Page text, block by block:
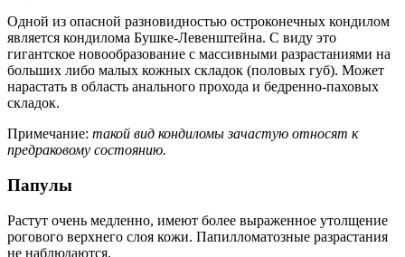
Одной из опасной разновидностью остроконечных кондилом
является кондилома Бушке-Левенштейна. С виду это
гигантское новообразование с массивными разрастаниями на
больших либо малых кожных складок (половых губ). Может
нарастать в область анального прохода и бедренно-паховых
складок.
Примечание: такой вид кондиломы зачастую относят к
предраковому состоянию.
Папулы
Растут очень медленно, имеют более выраженное утолщение
рогового верхнего слоя кожи. Папилломатозные разрастания
не наблюдаются.